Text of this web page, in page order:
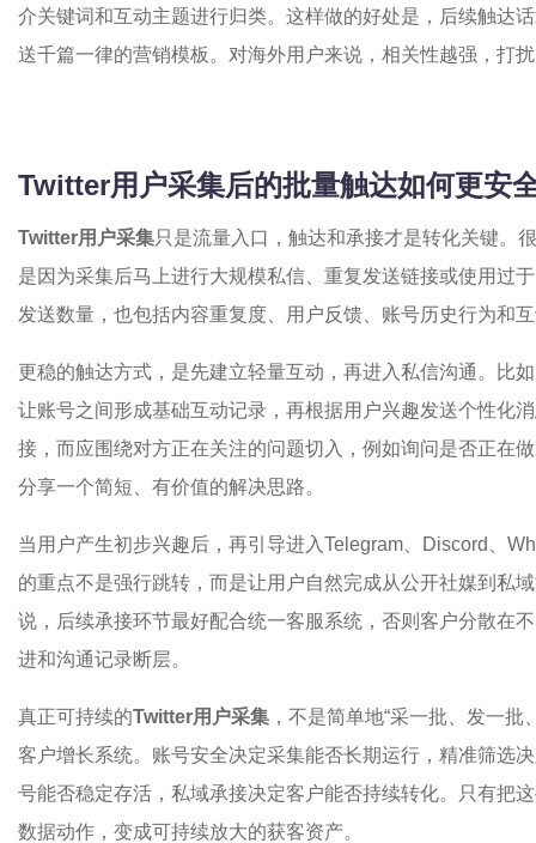
介关键词和互动主题进行归类。这样做的好处是，后续触达
送千篇一律的营销模板。对海外用户来说，相关性越强，打
Twitter用户采集后的批量触达如何更安
Twitter用户采集只是流量入口，触达和承接才是转化关键。
是因为采集后马上进行大规模私信、重复发送链接或使用过
发送数量，也包括内容重复度、用户反馈、账号历史行为和
更稳的触达方式，是先建立轻量互动，再进入私信沟通。比
让账号之间形成基础互动记录，再根据用户兴趣发送个性化
接，而应围绕对方正在关注的问题切入，例如询问是否正在
分享一个简短、有价值的解决思路。
当用户产生初步兴趣后，再引导进入Telegram、Discord、
的重点不是强行跳转，而是让用户自然完成从公开社媒到私
说，后续承接环节最好配合统一客服系统，否则客户分散在
进和沟通记录断层。
真正可持续的Twitter用户采集 ，不是简单地“采一批、发一
客户增长系统。账号安全决定采集能否长期运行，精准筛选
号能否稳定存活，私域承接决定客户能否持续转化。只有把
数据动作，变成可持续放大的获客资产。